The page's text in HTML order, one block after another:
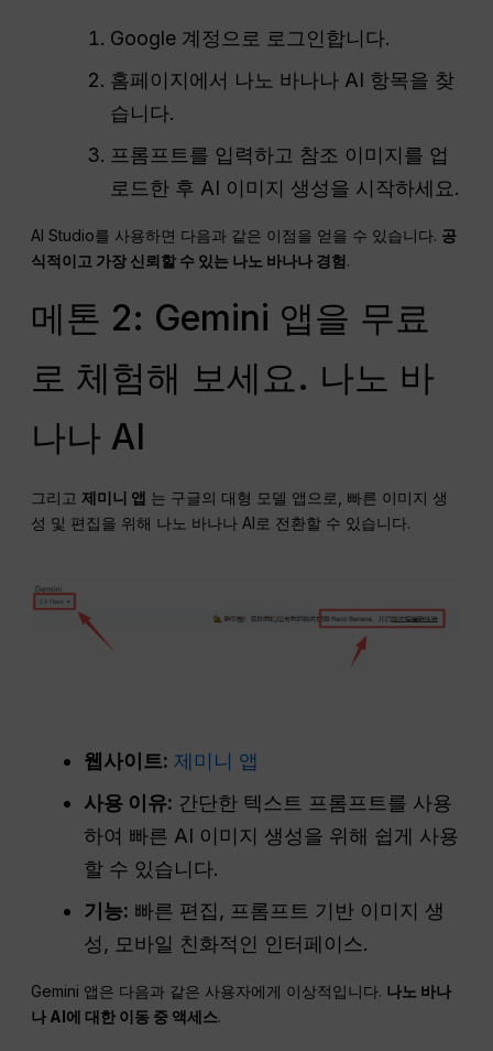
Google 계정으로 로그인합니다.
홈페이지에서 나노 바나나 AI 항목을 찾
습니다.
프롬프트를 입력하고 참조 이미지를 업
로드한 후 AI 이미지 생성을 시작하세요.
AI Studio를 사용하면 다음과 같은 이점을 얻을 수 있습니다. 공
식적이고 가장 신뢰할 수 있는 나노 바나나 경험.
메톤 2: Gemini 앱을 무료
로 체험해 보세요. 나노 바
나나 AI
그리고제미니 앱 는 구글의 대형 모델 앱으로, 빠른 이미지 생
성 및 편집을 위해 나노 바나나 AI로 전환할 수 있습니다.
웹사이트: 제미니 앱
사용 이유: 간단한 텍스트 프롬프트를 사용
하여 빠른 AI 이미지 생성을 위해 쉽게 사용
할 수 있습니다.
기능: 빠른 편집, 프롬프트 기반 이미지 생
성, 모바일 친화적인 인터페이스.
Gemini 앱은 다음과 같은 사용자에게 이상적입니다. 나노 바나
나 AI에 대한 이동 중 액세스.